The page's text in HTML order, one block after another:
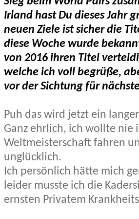
Irland hast Du dieses Jahr
neuen Ziele ist sicher die
diese Woche wurde
von 2016 ihren Titel
welche ich voll begrüße,
vor der Sichtung für
Puh das wird jetzt ein
Ganz ehrlich, ich wollte nie
Weltmeisterschaft fahren
unglücklich.
Ich persönlich hätte mich
leider musste ich die
ernsten Privatem